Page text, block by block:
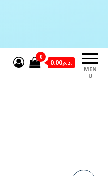
MEN
U
0
0.00د.م.